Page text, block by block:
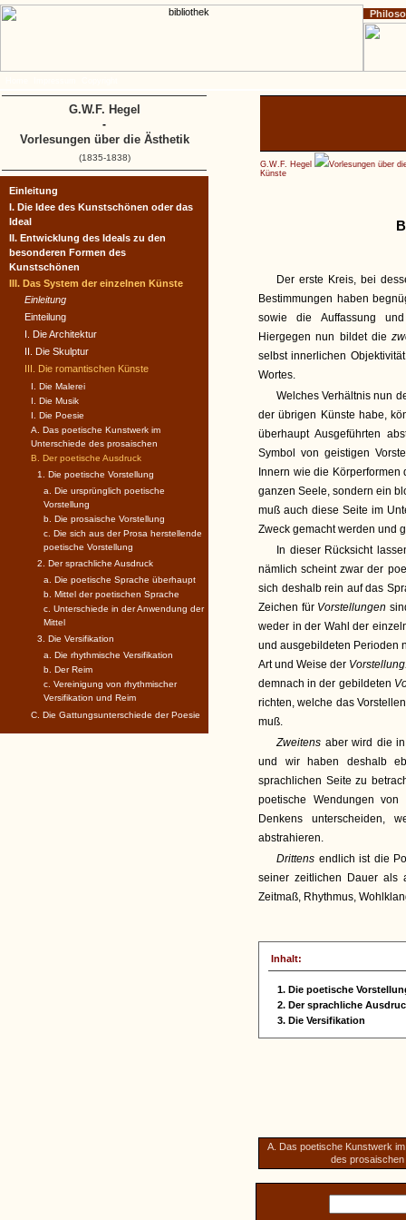
G.W.F. Hegel
Vorlesungen über
Künste
Der erste Kreis, bei
Bestimmungen haben
sowie die Auffassung
Hiergegen nun bildet die
selbst innerlichen
Wortes.
Welches Verhältnis nun
der übrigen Künste habe,
überhaupt Ausgeführten
Symbol von geistigen
Innern wie die
ganzen Seele, sondern ein
muß auch diese Seite im
Zweck gemacht werden und
In dieser Rücksicht
nämlich scheint zwar der
sich deshalb rein auf das
Zeichen für Vorstellungen
weder in der Wahl der
und ausgebildeten Perioden
Art und Weise der
demnach in der gebildeten
richten, welche das
muß.
Zweitens aber wird die
und wir haben deshalb
sprachlichen Seite zu
poetische Wendungen
Denkens unterscheiden,
abstrahieren.
Drittens endlich ist die
seiner zeitlichen Dauer als
Zeitmaß, Rhythmus,
Inhalt:
1. Die poetische
2. Der sprachliche
3. Die Versifikation
A. Das poetische Kunstwerk
des prosaischen
Einleitung
I. Die Idee des Kunstschönen oder das
Ideal
II. Entwicklung des Ideals zu den
besonderen Formen des
Kunstschönen
III. Das System der einzelnen Künste
Einleitung
Einteilung
I. Die Architektur
II. Die Skulptur
III. Die romantischen Künste
I. Die Malerei
I. Die Musik
I. Die Poesie
A. Das poetische Kunstwerk im
Unterschiede des prosaischen
B. Der poetische Ausdruck
1. Die poetische Vorstellung
a. Die ursprünglich poetische
Vorstellung
b. Die prosaische Vorstellung
c. Die sich aus der Prosa herstellende
poetische Vorstellung
2. Der sprachliche Ausdruck
a. Die poetische Sprache überhaupt
b. Mittel der poetischen Sprache
c. Unterschiede in der Anwendung der
Mittel
3. Die Versifikation
a. Die rhythmische Versifikation
b. Der Reim
c. Vereinigung von rhythmischer
Versifikation und Reim
C. Die Gattungsunterschiede der Poesie
G.W.F. Hegel
-
Vorlesungen über die Ästhetik
(1835-1838)